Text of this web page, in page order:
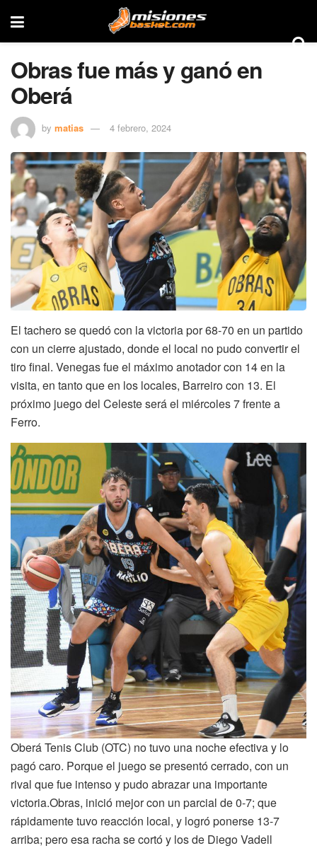
Obras fue más y ganó en
Oberá
by matias 4 febrero, 2024
El tachero se quedó con la victoria por 68-70 en un partido
con un cierre ajustado, donde el local no pudo convertir el
tiro final. Venegas fue el máximo anotador con 14 en la
visita, en tanto que en los locales, Barreiro con 13. El
próximo juego del Celeste será el miércoles 7 frente a
Ferro.
Oberá Tenis Club (OTC) no tuvo una noche efectiva y lo
pagó caro. Porque el juego se presentó cerrado, con un
rival que fue intenso y pudo abrazar una importante
victoria.Obras, inició mejor con un parcial de 0-7; que
rápidamente tuvo reacción local, y logró ponerse 13-7
arriba; pero esa racha se cortó y los de Diego Vadell